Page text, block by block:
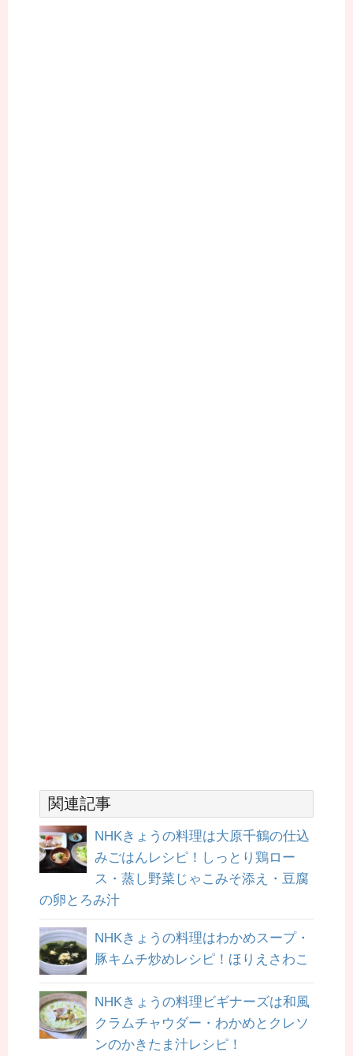
関連記事
NHKきょうの料理は大原千鶴の仕込
みごはんレシピ！しっとり鶏ロー
ス・蒸し野菜じゃこみそ添え・豆腐
の卵とろみ汁
NHKきょうの料理はわかめスープ・
豚キムチ炒めレシピ！ほりえさわこ
NHKきょうの料理ビギナーズは和風
クラムチャウダー・わかめとクレソ
ンのかきたま汁レシピ！